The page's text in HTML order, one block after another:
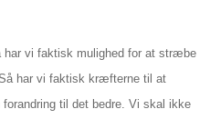
vi faktisk mulighed for at stræbe
har vi faktisk kræfterne til at
til det bedre. Vi skal ikke